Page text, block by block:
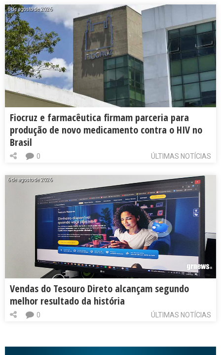
6 de agosto de 2026
Fiocruz e farmacêutica firmam parceria para
produção de novo medicamento contra o HIV no
Brasil
ÚLTIMAS NOTÍCIAS
0
6 de agosto de 2026
Vendas do Tesouro Direto alcançam segundo
melhor resultado da história
ÚLTIMAS NOTÍCIAS
0